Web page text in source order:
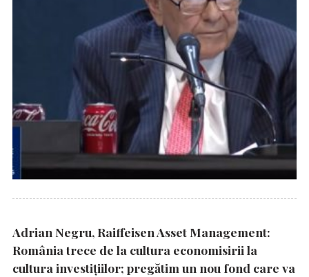
Adrian Negru, Raiffeisen Asset Management:
România trece de la cultura economisirii la
cultura investițiilor; pregătim un nou fond care va